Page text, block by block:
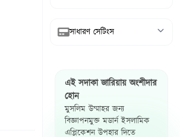
সাধারণ সেটিংস
অনুবাদ দেখান
রেফারেন্স দেখান
এই সদাকা জারিয়ায় অংশীদার
হোন
মুসলিম উম্মাহর জন্য
বিজ্ঞাপনমুক্ত মডার্ন ইসলামিক
এপ্লিকেশন উপহার দিতে